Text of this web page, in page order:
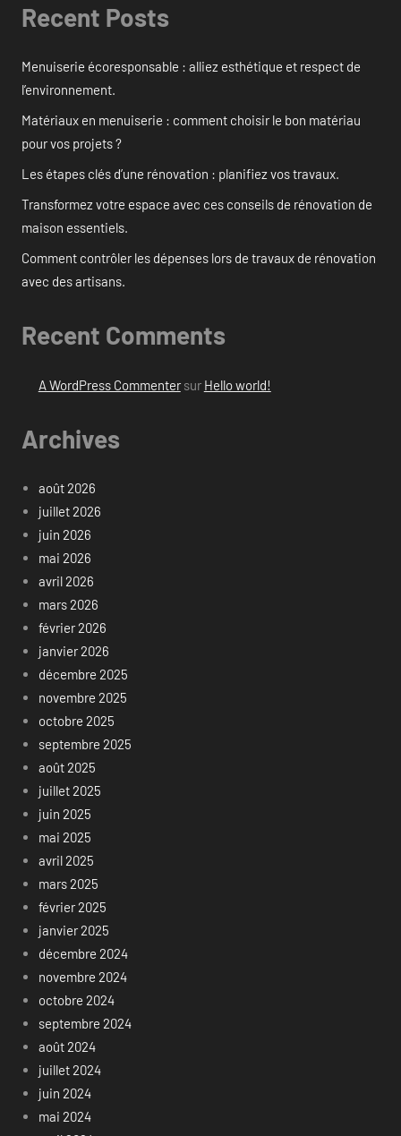
Recent Posts
Menuiserie écoresponsable : alliez esthétique et respect de
l’environnement.
Matériaux en menuiserie : comment choisir le bon matériau
pour vos projets ?
Les étapes clés d’une rénovation : planifiez vos travaux.
Transformez votre espace avec ces conseils de rénovation de
maison essentiels.
Comment contrôler les dépenses lors de travaux de rénovation
avec des artisans.
Recent Comments
A WordPress Commentersur Hello world!
Archives
août 2026
juillet 2026
juin 2026
mai 2026
avril 2026
mars 2026
février 2026
janvier 2026
décembre 2025
novembre 2025
octobre 2025
septembre 2025
août 2025
juillet 2025
juin 2025
mai 2025
avril 2025
mars 2025
février 2025
janvier 2025
décembre 2024
novembre 2024
octobre 2024
septembre 2024
août 2024
juillet 2024
juin 2024
mai 2024